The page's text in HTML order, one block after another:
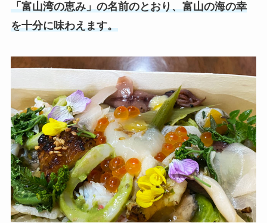
「富山湾の恵み」の名前のとおり、富山の海の幸
を十分に味わえます。